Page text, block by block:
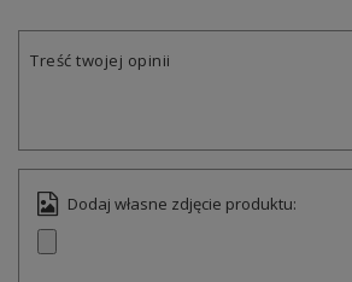
Treść twojej opinii
Dodaj własne zdjęcie produktu: